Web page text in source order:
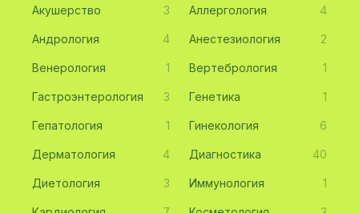
Акушерство 3 Аллергология 4
Андрология 4 Анестезиология 2
Венерология 1 Вертебрология 1
Гастроэнтерология 3 Генетика 1
Гепатология 1 Гинекология 6
Дерматология 4 Диагностика 40
Диетология 3 Иммунология 1